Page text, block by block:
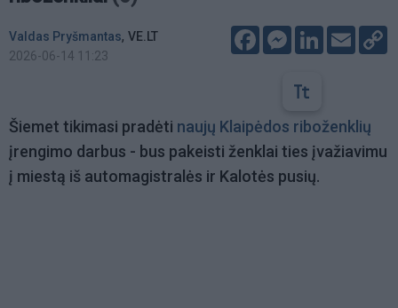
Valdas Pryšmantas, VE.LT
2026-06-14 11:23
FacebookMessenger
LinkedIn
Email
Šiemet tikimasi pradėti naujų Klaipėdos riboženklių
įrengimo darbus - bus pakeisti ženklai ties įvažiavimu
į miestą iš automagistralės ir Kalotės pusių.